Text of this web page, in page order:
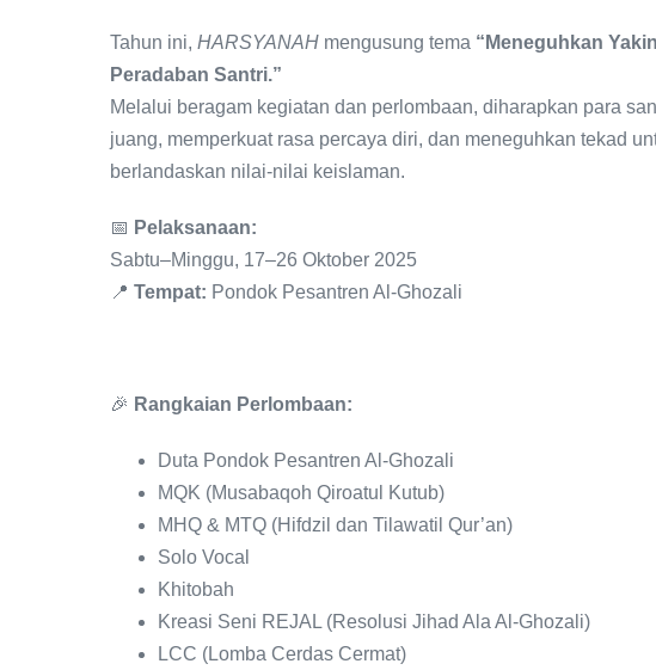
Tahun ini, HARSYANAH mengusung tema “Meneguhkan
Peradaban Santri.”
Melalui beragam kegiatan dan perlombaan, diharapkan para
juang, memperkuat rasa percaya diri, dan meneguhkan tekad
berlandaskan nilai-nilai keislaman.
📅 Pelaksanaan:
Sabtu–Minggu, 17–26 Oktober 2025
📍 Tempat: Pondok Pesantren Al-Ghozali
🎉 Rangkaian Perlombaan:
Duta Pondok Pesantren Al-Ghozali
MQK (Musabaqoh Qiroatul Kutub)
MHQ & MTQ (Hifdzil dan Tilawatil Qur’an)
Solo Vocal
Khitobah
Kreasi Seni REJAL (Resolusi Jihad Ala Al-Ghozali)
LCC (Lomba Cerdas Cermat)